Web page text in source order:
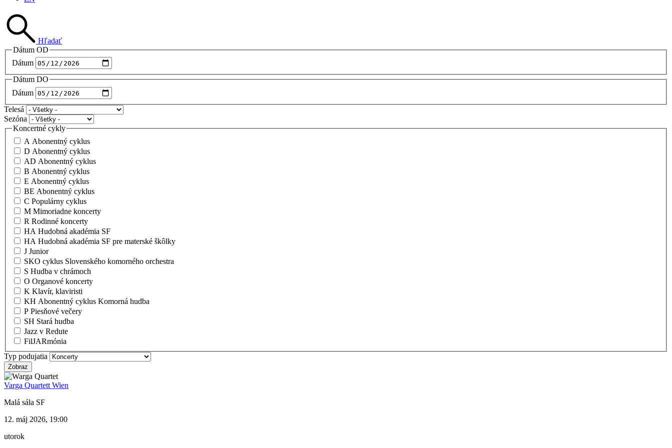
Hľadať
Dátum OD
Dátum
Dátum DO
Dátum
Telesá
Sezóna
Koncertné cykly
A Abonentný cyklus
D Abonentný cyklus
AD Abonentný cyklus
B Abonentný cyklus
E Abonentný cyklus
BE Abonentný cyklus
C Populárny cyklus
M Mimoriadne koncerty
R Rodinné koncerty
HA Hudobná akadémia SF
HA Hudobná akadémia SF pre materské škôlky
J Junior
SKO cyklus Slovenského komorného orchestra
S Hudba v chrámoch
O Organové koncerty
K Klavír, klaviristi
KH Abonentný cyklus Komorná hudba
P Piesňové večery
SH Stará hudba
Jazz v Redute
FilJARmónia
Typ podujatia
Varga Quartett Wien
Malá sála SF
12. máj 2026, 19:00
utorok